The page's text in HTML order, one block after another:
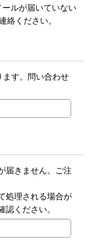
ルが届いていない
絡ください。
す。問い合わせ
届きません。ご注
処理される場合が
ください。